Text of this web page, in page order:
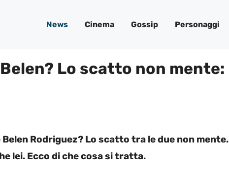
News Cinema Gossip Personaggi
Lo scatto non mente:
Rodriguez? Lo scatto tra le due non mente.
lei. Ecco di che cosa si tratta.